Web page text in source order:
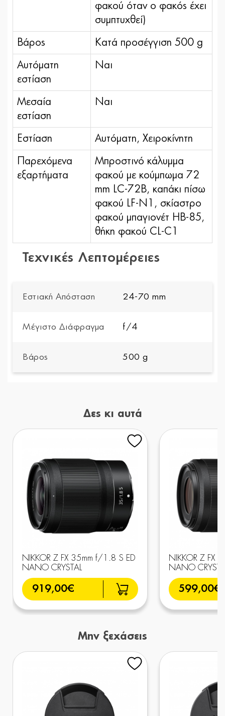
φακού όταν ο φακός έχει
συμπτυχθεί)
Βάρος Κατά προσέγγιση 500 g
Αυτόματη
εστίαση
Ναι
Μεσαία
εστίαση
Ναι
Εστίαση Αυτόματη, Χειροκίνητη
Παρεχόμενα
εξαρτήματα
Μπροστινό κάλυμμα
φακού με κούμπωμα 72
mm LC-72B, καπάκι πίσω
φακού LF-N1, σκίαστρο
φακού μπαγιονέτ HB-85,
θήκη φακού CL-C1
Τεχνικές Λεπτομέρειες
Εστιακή Απόσταση 24-70 mm
Μέγιστο Διάφραγμα f/4
Βάρος 500 g
Δες κι αυτά
NIKKOR Z FX 35mm f/1.8 S ED
NANO CRYSTAL
919,00€
NIKKOR Z FX
NANO
599,00€
Μην ξεχάσεις